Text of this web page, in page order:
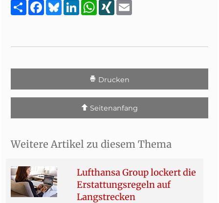
TeilenFacebook
BlueskyLinkedInWhatsApp
XING
Drucken
Seitenanfang
Weitere Artikel zu diesem Thema
Lufthansa Group lockert die
Erstattungsregeln auf
Langstrecken